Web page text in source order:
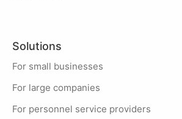
Solutions
For small businesses
For large companies
For personnel service providers